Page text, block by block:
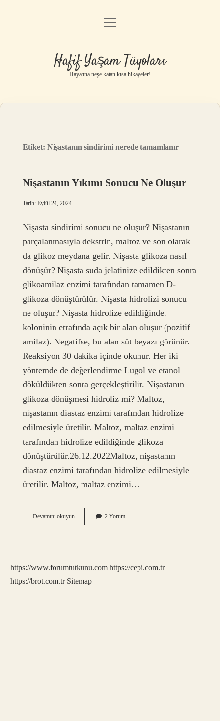
Anasayfa
Yasal Uyarı
menüyü
Hafif Yaşam Tüyoları
Hayatına neşe katan kısa hikayeler!
Etiket:Nişastanın sindirimi nerede tamamlanır
Nişastanın Yıkımı Sonucu Ne Oluşur
Tarih: Eylül 24, 2024
Nişasta sindirimi sonucu ne oluşur? Nişastanın
parçalanmasıyla dekstrin, maltoz ve son olarak
da glikoz meydana gelir. Nişasta glikoza nasıl
dönüşür? Nişasta suda jelatinize edildikten sonra
glikoamilaz enzimi tarafından tamamen D-
glikoza dönüştürülür. Nişasta hidrolizi sonucu
ne oluşur? Nişasta hidrolize edildiğinde,
koloninin etrafında açık bir alan oluşur (pozitif
amilaz). Negatifse, bu alan süt beyazı görünür.
Reaksiyon 30 dakika içinde okunur. Her iki
yöntemde de değerlendirme Lugol ve etanol
döküldükten sonra gerçekleştirilir. Nişastanın
glikoza dönüşmesi hidroliz mi? Maltoz,
nişastanın diastaz enzimi tarafından hidrolize
edilmesiyle üretilir. Maltoz, maltaz enzimi
tarafından hidrolize edildiğinde glikoza
dönüştürülür.26.12.2022Maltoz, nişastanın
diastaz enzimi tarafından hidrolize edilmesiyle
üretilir. Maltoz, maltaz enzimi…
Devamını okuyunNişastanın
Yıkımı
2 Yorum
https://www.forumtutkunu.com https://cepi.com.tr
https://brot.com.tr Sitemap